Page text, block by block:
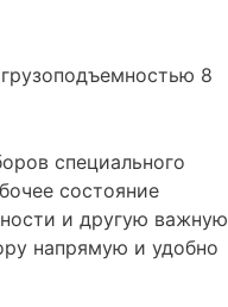
8
специального
состояние
и другую важную
напрямую и удобно